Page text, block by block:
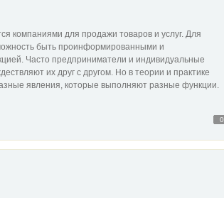
компаниями для продажи товаров и услуг. Для
быть проинформированными и
Часто предприниматели и индивидуальные
их друг с другом. Но в теории и практике
явления, которые выполняют разные функции.
0